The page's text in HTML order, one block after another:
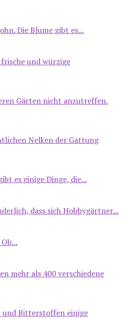
Die Blume gibt es...
und würzige
Gärten nicht anzutreffen.
Nelken der Gattung
es einige Dinge, die...
dass sich Hobbygärtner...
mehr als 400 verschiedene
und Bitterstoffen einige